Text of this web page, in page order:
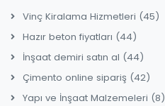
Vinç Kiralama Hizmetleri (45)
Hazır beton fiyatları (44)
İnşaat demiri satın al (44)
Çimento online sipariş (42)
Yapı ve İnşaat Malzemeleri (8)